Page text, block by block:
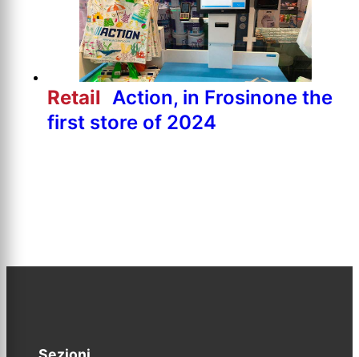
Retail Action, in Frosinone the
first store of 2024